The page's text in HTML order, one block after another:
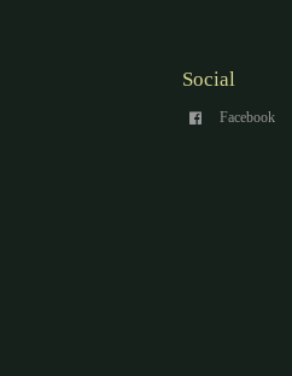
Social
Facebook